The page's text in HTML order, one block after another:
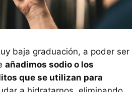
baja graduación, a poder ser
añadimos sodio o los
que se utilizan para